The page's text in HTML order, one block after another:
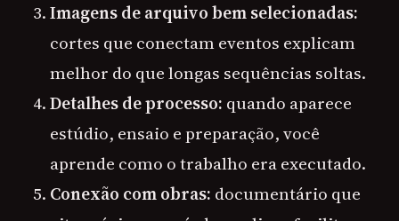
Imagens de arquivo bem selecionadas:
cortes que conectam eventos explicam
melhor do que longas sequências soltas.
Detalhes de processo: quando aparece
estúdio, ensaio e preparação, você
aprende como o trabalho era executado.
Conexão com obras: documentário que